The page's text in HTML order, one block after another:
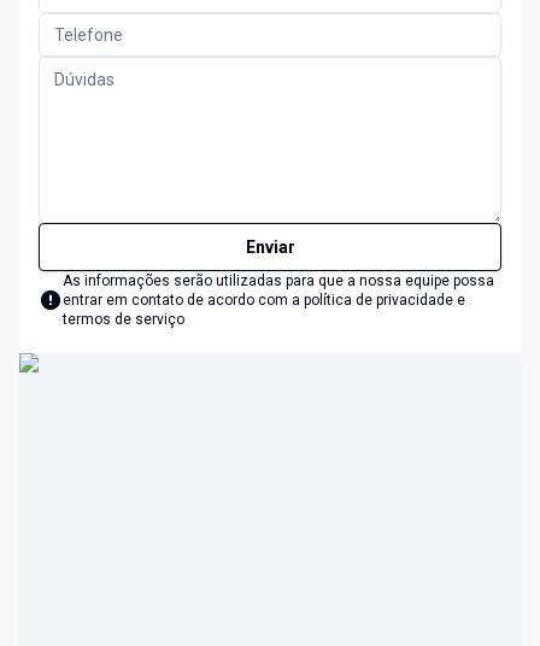
Enviar
As informações serão utilizadas para que a nossa equipe possa
entrar em contato de acordo com a política de privacidade e
termos de serviço